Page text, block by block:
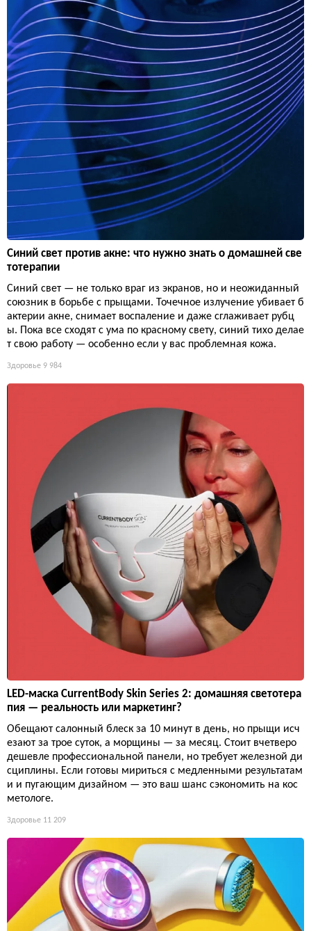
Синий свет против акне: что нужно знать о домашней све
тотерапии
Синий свет — не только враг из экранов, но и неожиданный
союзник в борьбе с прыщами. Точечное излучение убивает б
актерии акне, снимает воспаление и даже сглаживает рубц
ы. Пока все сходят с ума по красному свету, синий тихо делае
т свою работу — особенно если у вас проблемная кожа.
Здоровье 9 984
LED-маска CurrentBody Skin Series 2: домашняя светотера
пия — реальность или маркетинг?
Обещают салонный блеск за 10 минут в день, но прыщи исч
езают за трое суток, а морщины — за месяц. Стоит вчетверо
дешевле профессиональной панели, но требует железной ди
сциплины. Если готовы мириться с медленными результатам
и и пугающим дизайном — это ваш шанс сэкономить на кос
метологе.
Здоровье 11 209